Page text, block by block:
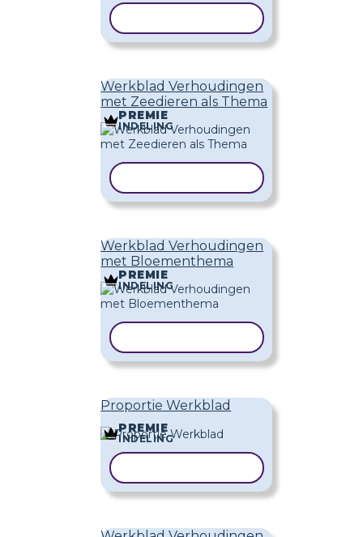
Werkblad Verhoudingen
met Zeedieren als Thema
PREMIE
INDELING
Werkblad Verhoudingen
met Bloementhema
PREMIE
INDELING
Proportie Werkblad
PREMIE
INDELING